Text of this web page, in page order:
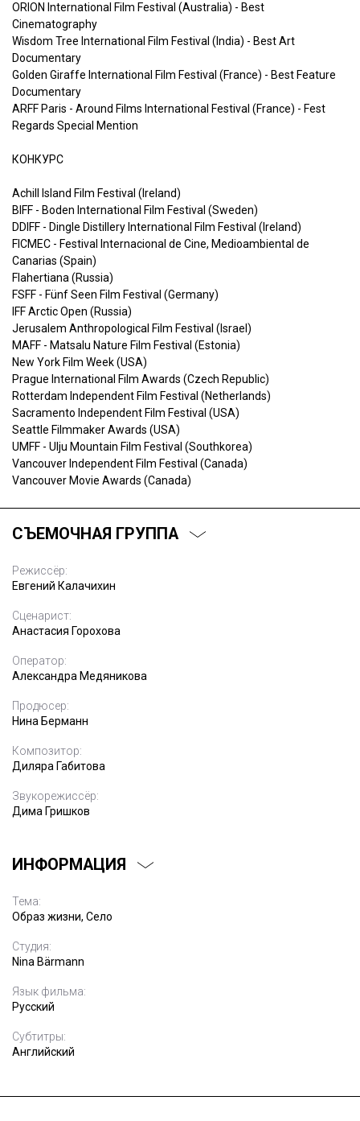
ORION International Film Festival (Australia) - Best
Cinematography
Wisdom Tree International Film Festival (India) - Best Art
Documentary
Golden Giraffe International Film Festival (France) - Best Feature
Documentary
ARFF Paris - Around Films International Festival (France) - Fest
Regards Special Mention
КОНКУРС
Achill Island Film Festival (Ireland)
BIFF - Boden International Film Festival (Sweden)
DDIFF - Dingle Distillery International Film Festival (Ireland)
FICMEC - Festival Internacional de Cine, Medioambiental de
Canarias (Spain)
Flahertiana (Russia)
FSFF - Fünf Seen Film Festival (Germany)
IFF Arctic Open (Russia)
Jerusalem Anthropological Film Festival (Israel)
MAFF - Matsalu Nature Film Festival (Estonia)
New York Film Week (USA)
Prague International Film Awards (Czech Republic)
Rotterdam Independent Film Festival (Netherlands)
Sacramento Independent Film Festival (USA)
Seattle Filmmaker Awards (USA)
UMFF - Ulju Mountain Film Festival (Southkorea)
Vancouver Independent Film Festival (Canada)
Vancouver Movie Awards (Canada)
СЪЕМОЧНАЯ ГРУППА
Режиссёр:
Евгений Калачихин
Сценарист:
Анастасия Горохова
Оператор:
Александра Медяникова
Продюсер:
Нина Берманн
Композитор:
Диляра Габитова
Звукорежиссёр:
Дима Гришков
ИНФОРМАЦИЯ
Тема:
Образ жизни, Село
Студия:
Nina Bärmann
Язык фильма:
Русский
Субтитры:
Английский